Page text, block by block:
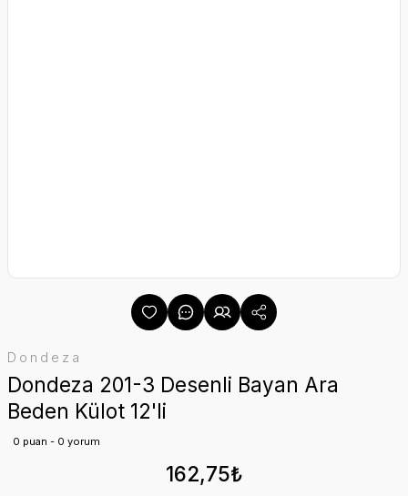
Dondeza
Dondeza 201-3 Desenli Bayan Ara
Beden Külot 12'li
0 puan - 0 yorum
162,75₺